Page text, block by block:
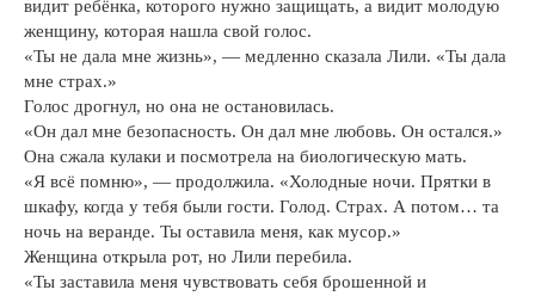
видит ребёнка, которого нужно защищать, а видит молодую
женщину, которая нашла свой голос.
«Ты не дала мне жизнь», — медленно сказала Лили. «Ты дала
мне страх.»
Голос дрогнул, но она не остановилась.
«Он дал мне безопасность. Он дал мне любовь. Он остался.»
Она сжала кулаки и посмотрела на биологическую мать.
«Я всё помню», — продолжила. «Холодные ночи. Прятки в
шкафу, когда у тебя были гости. Голод. Страх. А потом… та
ночь на веранде. Ты оставила меня, как мусор.»
Женщина открыла рот, но Лили перебила.
«Ты заставила меня чувствовать себя брошенной и